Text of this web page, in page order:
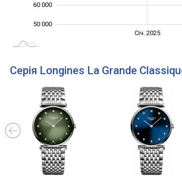
50 000
60 000
Січ. 2025
Серія Longines La Grande